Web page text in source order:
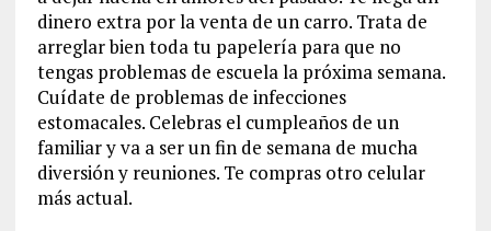
dinero extra por la venta de un carro. Trata de
arreglar bien toda tu papelería para que no
tengas problemas de escuela la próxima semana.
Cuídate de problemas de infecciones
estomacales. Celebras el cumpleaños de un
familiar y va a ser un fin de semana de mucha
diversión y reuniones. Te compras otro celular
más actual.